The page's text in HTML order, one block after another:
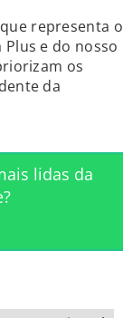
representa o
e do nosso
os
da
lidas da